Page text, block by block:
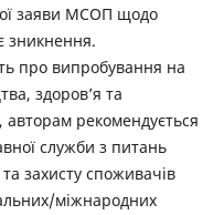
заяви МСОП щодо
зникнення.
про випробування на
здоров’я та
авторам рекомендується
служби з питань
захисту споживачів
міжнародних